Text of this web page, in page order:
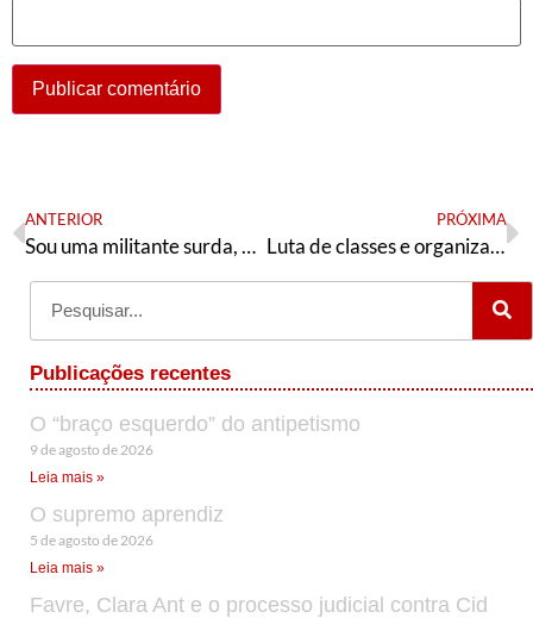
ANTERIOR
Sou uma militante surda, mas preciso ser uma surda militante
PRÓXIMA
Luta de classes e organização partidária na Bahia
Publicações recentes
O “braço esquerdo” do antipetismo
9 de agosto de 2026
Leia mais »
O supremo aprendiz
5 de agosto de 2026
Leia mais »
Favre, Clara Ant e o processo judicial contra Cid